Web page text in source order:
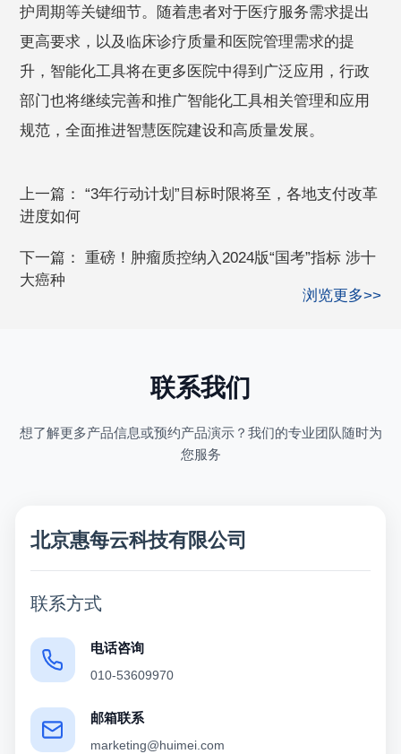
护周期等关键细节。随着患者对于医疗服务需求提出
更高要求，以及临床诊疗质量和医院管理需求的提
升，智能化工具将在更多医院中得到广泛应用，行政
部门也将继续完善和推广智能化工具相关管理和应用
规范，全面推进智慧医院建设和高质量发展。
上一篇：“3年行动计划”目标时限将至，各地支付改革
进度如何
下一篇：重磅！肿瘤质控纳入2024版“国考”指标 涉十
大癌种
浏览更多>>
联系我们
想了解更多产品信息或预约产品演示？我们的专业团队随时为
您服务
北京惠每云科技有限公司
联系方式
电话咨询
010-53609970
邮箱联系
marketing@huimei.com